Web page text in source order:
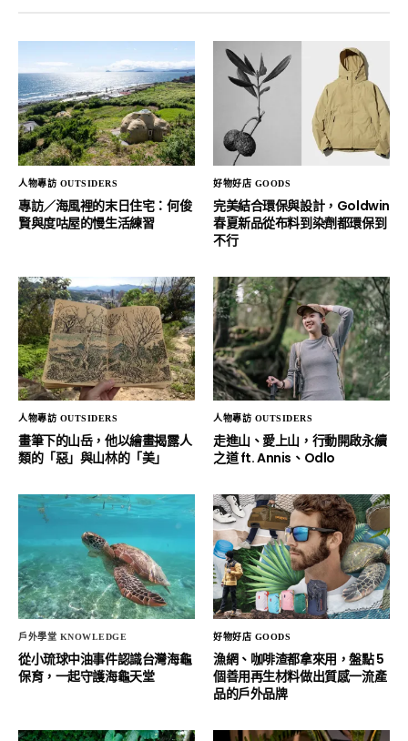
人物專訪 OUTSIDERS
專訪／海風裡的末日住宅：何俊
賢與度咕屋的慢生活練習
好物好店 GOODS
完美結合環保與設計，Goldwin
春夏新品從布料到染劑都環保到
不行
人物專訪 OUTSIDERS
畫筆下的山岳，他以繪畫揭露人
類的「惡」與山林的「美」
人物專訪 OUTSIDERS
走進山、愛上山，行動開啟永續
之道 ft. Annis、Odlo
戶外學堂 KNOWLEDGE
從小琉球中油事件認識台灣海龜
保育，一起守護海龜天堂
好物好店 GOODS
漁網、咖啡渣都拿來用，盤點 5
個善用再生材料做出質感一流產
品的戶外品牌